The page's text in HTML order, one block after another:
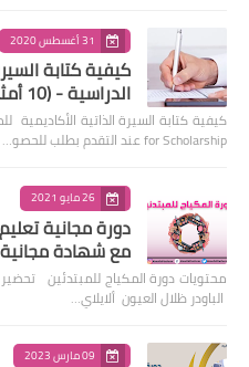
31 أغسطس 2020
كيفية كتابة
الدراسية - (10 أمثلة)
for Scholarship عند التقدم بطلب للحصو…
26 مايو 2021
مع شهادة مجانية
محتويات دورة المكياج للمبتدئين
الباودر ظلال العيون ألايلاي…
09 مارس 2023